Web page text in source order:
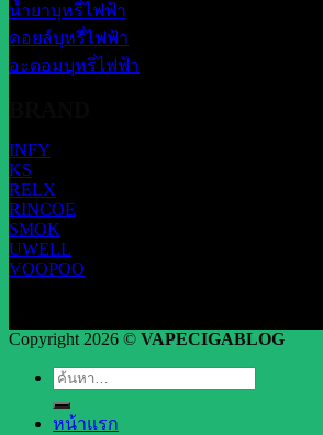
น้ำยาบุหรี่ไฟฟ้า
คอยล์บุหรี่ไฟฟ้า
อะตอมบุหรี่ไฟฟ้า
INFY
KS
RELX
RINCOE
SMOK
UWELL
VOOPOO
Copyright 2026 © VAPECIGABLOG
ค้นหา:
หน้าแรก